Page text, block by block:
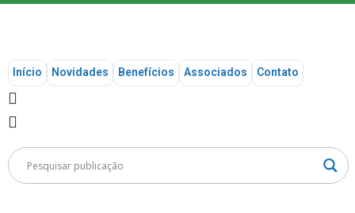
Início Novidades Benefícios Associados Contato